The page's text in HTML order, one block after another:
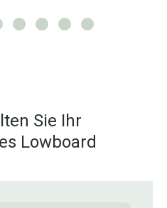
Sie Ihr
Lowboard